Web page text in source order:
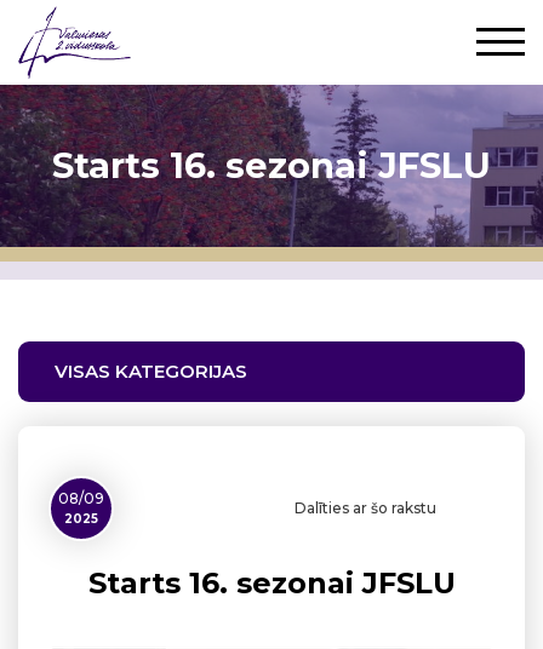
Starts 16. sezonai JFSLU
VISAS KATEGORIJAS
08/09
2025
Dalīties ar šo rakstu
Starts 16. sezonai JFSLU